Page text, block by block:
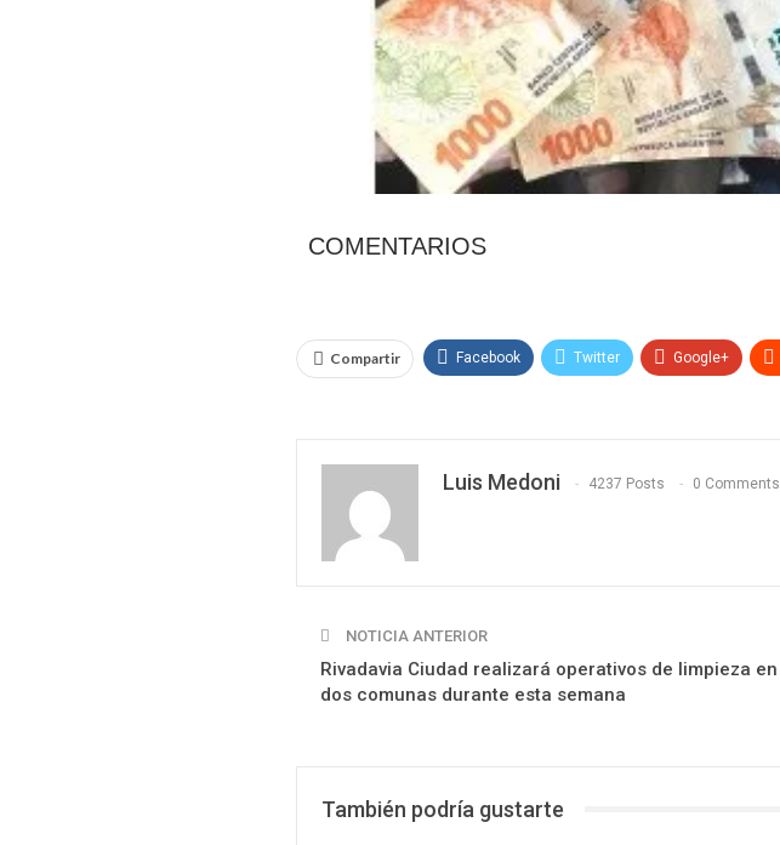
COMENTARIOS
Compartir Facebook Twitter Google+
Luis Medoni 4237 Posts 0 Comments
NOTICIA ANTERIOR
Rivadavia Ciudad realizará operativos de limpieza en
dos comunas durante esta semana
También podría gustarte